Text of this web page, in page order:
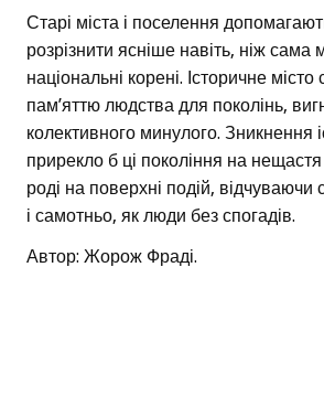
Старі міста і поселення
розрізнити ясніше навіть, ніж сама
національні корені. Історичне місто
пам’яттю людства для поколінь,
колективного минулого. Зникнення
прирекло б ці покоління на
роді на поверхні подій,
і самотньо, як люди без спогадів.
Автор: Жорож Фраді.